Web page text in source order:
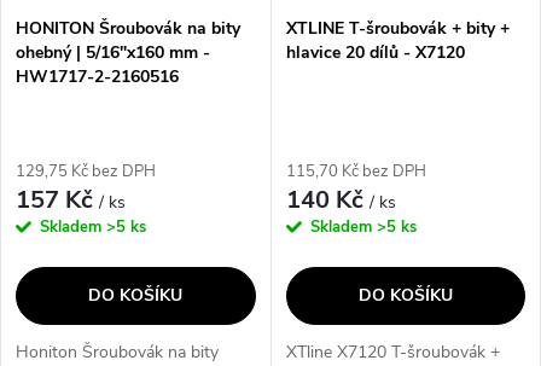
HONITON Šroubovák na bity
ohebný | 5/16"x160 mm -
HW1717-2-2160516
129,75 Kč bez DPH
157 Kč/ ks
Skladem >5 ks
DO KOŠÍKU
Honiton Šroubovák na bity
XTLINE T-šroubovák + bity +
hlavice 20 dílů - X7120
115,70 Kč bez DPH
140 Kč/ ks
Skladem >5 ks
DO KOŠÍKU
XTline X7120 T-šroubovák +